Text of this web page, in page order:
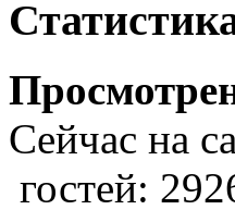
Сейчас на
гостей: